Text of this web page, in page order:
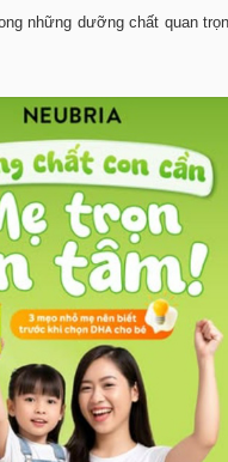
những dưỡng chất quan